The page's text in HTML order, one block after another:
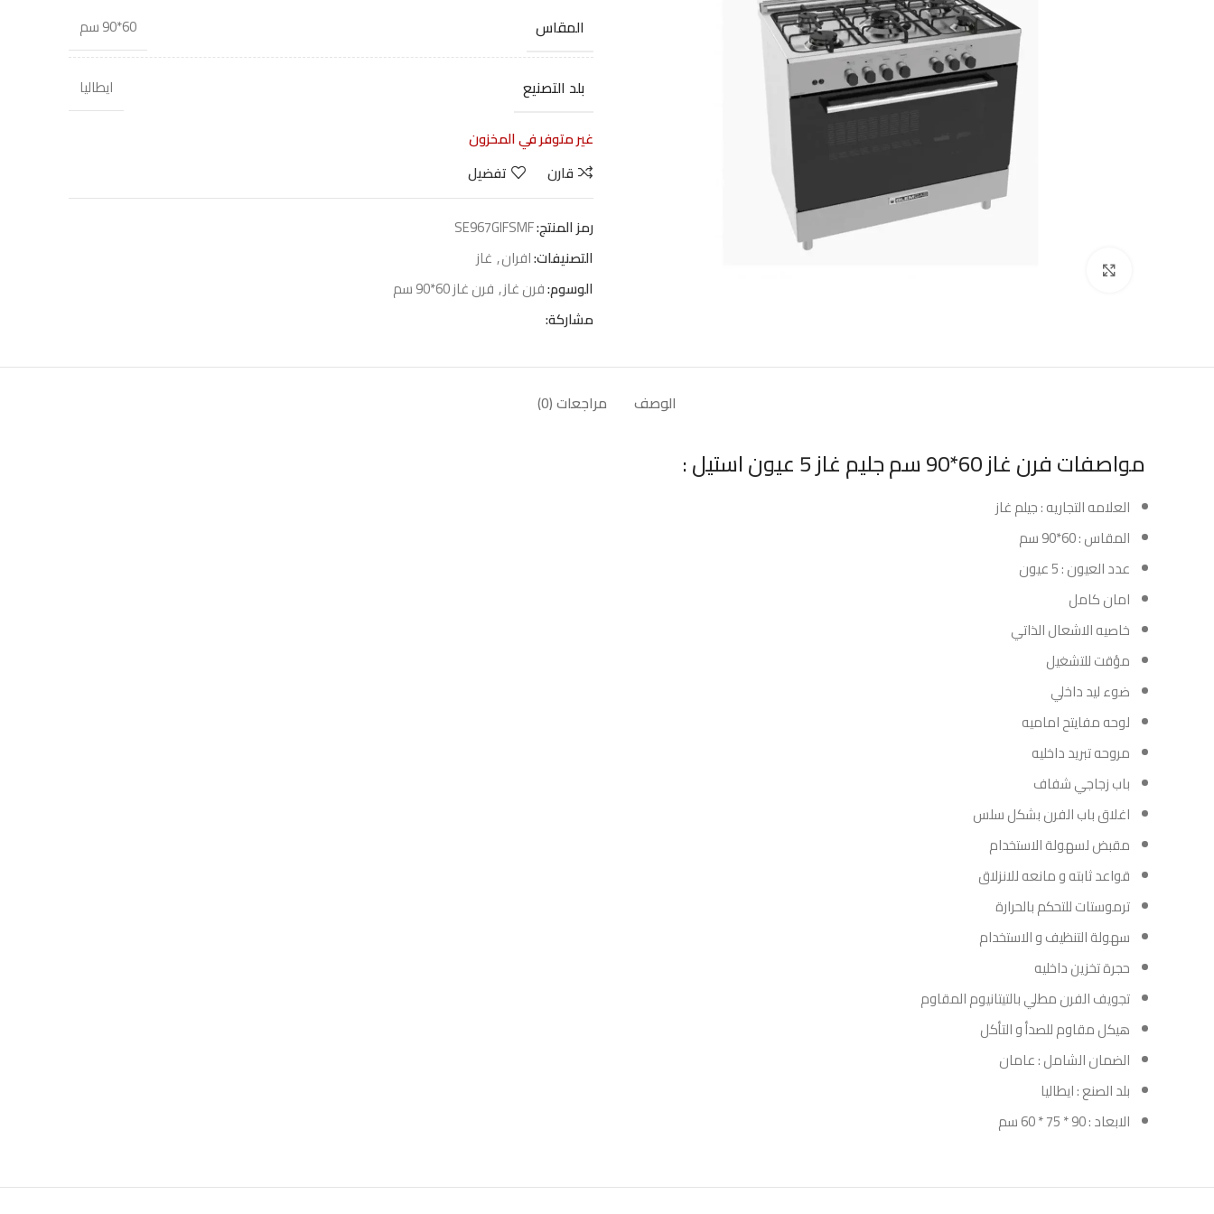
المقاس 60*90 سم
بلد التصنيع
ايطاليا
غير متوفر في المخزون
قارن
تفضيل
رمز المنتج:SE967GIFSMF
التصنيفات:افران, غاز
الوسوم:فرن غاز, فرن غاز 60*90 سم
مشاركة:
الوصف مراجعات (0)
مواصفات فرن غاز 60*90 سم جليم غاز 5 عيون استيل :
العلامه التجاريه : جيلم غاز
المقاس : 60*90 سم
عدد العيون : 5 عيون
امان كامل
خاصيه الاشعال الذاتي
مؤقت للتشغيل
ضوء ليد داخلي
لوحه مفايتح اماميه
مروحه تبريد داخليه
باب زجاجي شفاف
اغلاق باب الفرن بشكل سلس
مقبض لسهولة الاستخدام
قواعد ثابته و مانعه للانزلاق
ترموستات للتحكم بالحرارة
سهولة التنظيف و الاستخدام
حجرة تخزين داخليه
تجويف الفرن مطلي بالتيتانيوم المقاوم
هيكل مقاوم للصدأ و التأكل
الضمان الشامل : عامان
بلد الصنع : ايطاليا
الابعاد : 90 * 75 * 60 سم